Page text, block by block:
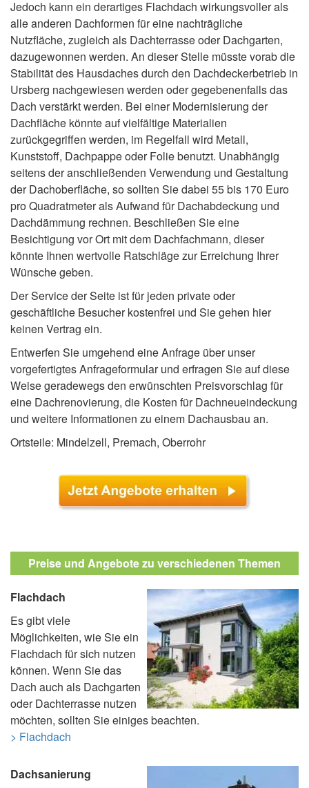
Jedoch kann ein derartiges Flachdach wirkungsvoller als
alle anderen Dachformen für eine nachträgliche
Nutzfläche, zugleich als Dachterrasse oder Dachgarten,
dazugewonnen werden. An dieser Stelle müsste vorab die
Stabilität des Hausdaches durch den Dachdeckerbetrieb in
Ursberg nachgewiesen werden oder gegebenenfalls das
Dach verstärkt werden. Bei einer Modernisierung der
Dachfläche könnte auf vielfältige Materialien
zurückgegriffen werden, im Regelfall wird Metall,
Kunststoff, Dachpappe oder Folie benutzt. Unabhängig
seitens der anschließenden Verwendung und Gestaltung
der Dachoberfläche, so sollten Sie dabei 55 bis 170 Euro
pro Quadratmeter als Aufwand für Dachabdeckung und
Dachdämmung rechnen. Beschließen Sie eine
Besichtigung vor Ort mit dem Dachfachmann, dieser
könnte Ihnen wertvolle Ratschläge zur Erreichung Ihrer
Wünsche geben.
Der Service der Seite ist für jeden private oder
geschäftliche Besucher kostenfrei und Sie gehen hier
keinen Vertrag ein.
Entwerfen Sie umgehend eine Anfrage über unser
vorgefertigtes Anfrageformular und erfragen Sie auf diese
Weise geradewegs den erwünschten Preisvorschlag für
eine Dachrenovierung, die Kosten für Dachneueindeckung
und weitere Informationen zu einem Dachausbau an.
Ortsteile: Mindelzell, Premach, Oberrohr
Preise und Angebote zu verschiedenen Themen
Flachdach
Es gibt viele
Möglichkeiten, wie Sie ein
Flachdach für sich nutzen
können. Wenn Sie das
Dach auch als Dachgarten
oder Dachterrasse nutzen
möchten, sollten Sie einiges beachten.
> Flachdach
Dachsanierung